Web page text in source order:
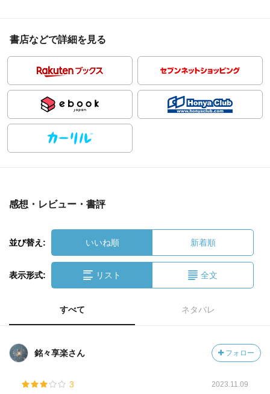
書店などで詳細を見る
感想・レビュー・書評
並び替え: いいね順 新着順
表示形式: リスト 全文
すべて ネタバレ
銘々享楽さん フォロー
3 2023.11.09